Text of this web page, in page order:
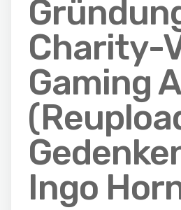
Charity-
Gaming
Ingo